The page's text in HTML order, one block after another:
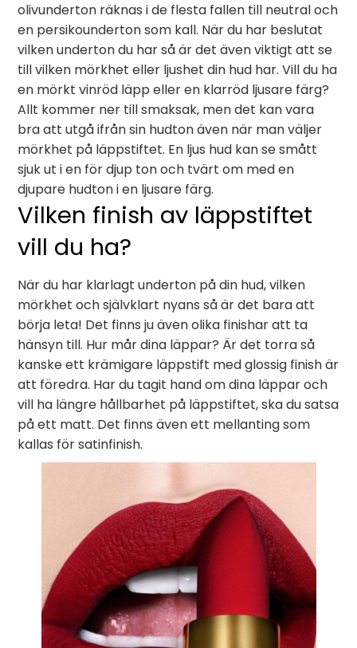
olivunderton räknas i de flesta fallen till neutral och
en persikounderton som kall. När du har beslutat
vilken underton du har så är det även viktigt att se
till vilken mörkhet eller ljushet din hud har. Vill du ha
en mörkt vinröd läpp eller en klarröd ljusare färg?
Allt kommer ner till smaksak, men det kan vara
bra att utgå ifrån sin hudton även när man väljer
mörkhet på läppstiftet. En ljus hud kan se smått
sjuk ut i en för djup ton och tvärt om med en
djupare hudton i en ljusare färg.
Vilken finish av läppstiftet
vill du ha?
När du har klarlagt underton på din hud, vilken
mörkhet och självklart nyans så är det bara att
börja leta! Det finns ju även olika finishar att ta
hänsyn till. Hur mår dina läppar? Är det torra så
kanske ett krämigare läppstift med glossig finish är
att föredra. Har du tagit hand om dina läppar och
vill ha längre hållbarhet på läppstiftet, ska du satsa
på ett matt. Det finns även ett mellanting som
kallas för satinfinish.